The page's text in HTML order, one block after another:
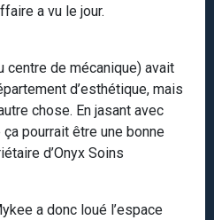
a vu le jour.
centre de mécanique) avait
d’esthétique, mais
chose. En jasant avec
pourrait être une bonne
d’Onyx Soins
a donc loué l’espace